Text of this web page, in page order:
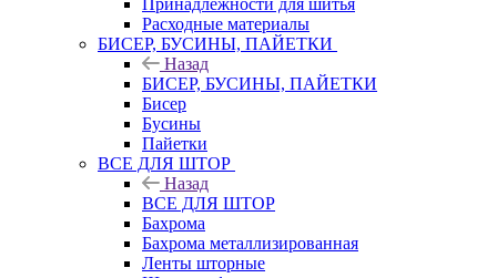
Принадлежности для шитья
Расходные материалы
БИСЕР, БУСИНЫ, ПАЙЕТКИ
Назад
БИСЕР, БУСИНЫ, ПАЙЕТКИ
Бисер
Бусины
Пайетки
ВСЕ ДЛЯ ШТОР
Назад
ВСЕ ДЛЯ ШТОР
Бахрома
Бахрома металлизированная
Ленты шторные